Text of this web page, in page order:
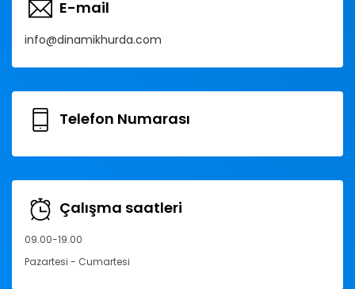
E-mail
info@dinamikhurda.com
Telefon Numarası
Çalışma saatleri
09.00-19.00
Pazartesi - Cumartesi